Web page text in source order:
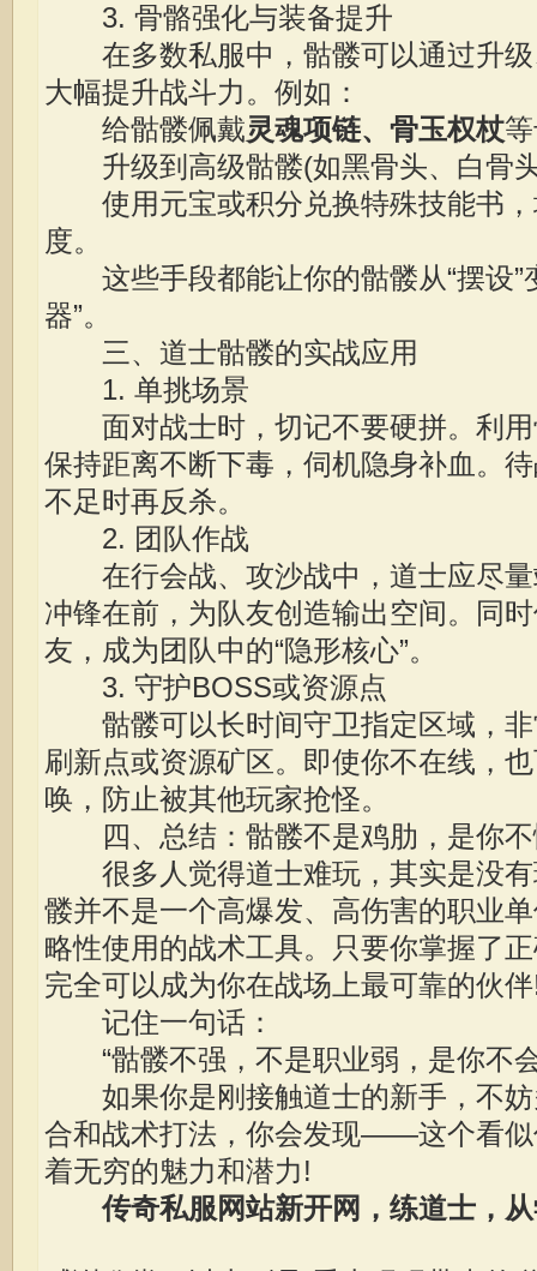
3. 骨骼强化与装备提升
在多数私服中，骷髅可以通过升级
大幅提升战斗力。例如：
给骷髅佩戴灵魂项链、骨玉权杖
升级到高级骷髅(如黑骨头、白骨
使用元宝或积分兑换特殊技能书，
度。
这些手段都能让你的骷髅从“摆设”
器”。
三、道士骷髅的实战应用
1. 单挑场景
面对战士时，切记不要硬拼。利用
保持距离不断下毒，伺机隐身补血。
不足时再反杀。
2. 团队作战
在行会战、攻沙战中，道士应尽量
冲锋在前，为队友创造输出空间。同
友，成为团队中的“隐形核心”。
3. 守护BOSS或资源点
骷髅可以长时间守卫指定区域，非
刷新点或资源矿区。即使你不在线，
唤，防止被其他玩家抢怪。
四、总结：骷髅不是鸡肋，是你不
很多人觉得道士难玩，其实是没有
髅并不是一个高爆发、高伤害的职业
略性使用的战术工具。只要你掌握了
完全可以成为你在战场上最可靠的伙
记住一句话：
“骷髅不强，不是职业弱，是你不
如果你是刚接触道士的新手，不妨
合和战术打法，你会发现——这个看似
着无穷的魅力和潜力!
传奇私服网站新开网，练道士，从